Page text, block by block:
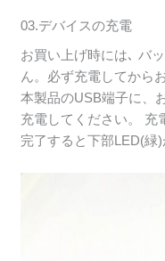
03.デバイスの充電
お買い上げ時には､ バ
ん。必ず充電してから
本製品のUSB端子に、
充電してください。 充
完了すると下部LED(緑)